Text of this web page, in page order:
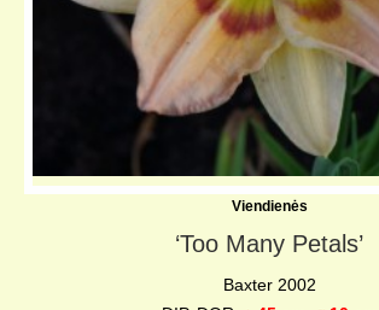
Viendienės
‘Too Many Petals’
Baxter 2002